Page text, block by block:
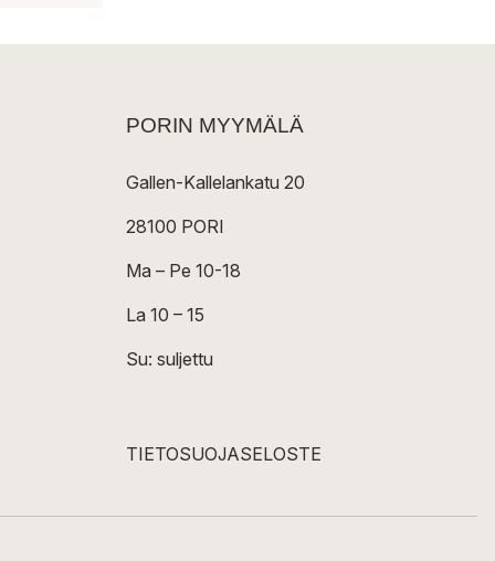
PORIN MYYMÄLÄ
Gallen-Kallelankatu 20
28100 PORI
Ma – Pe 10-18
La 10 – 15
Su: suljettu
TIETOSUOJASELOSTE